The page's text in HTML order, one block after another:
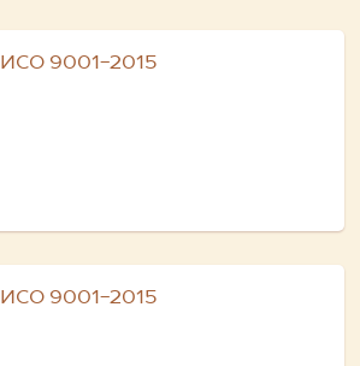
ИСО 9001-2015
ИСО 9001-2015